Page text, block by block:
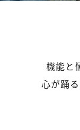
機能と
心が踊